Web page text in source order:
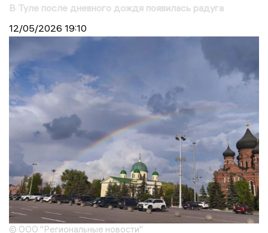
В Туле после дневного дождя появилась радуга
12/05/2026 19:10
© ООО "Региональные новости"